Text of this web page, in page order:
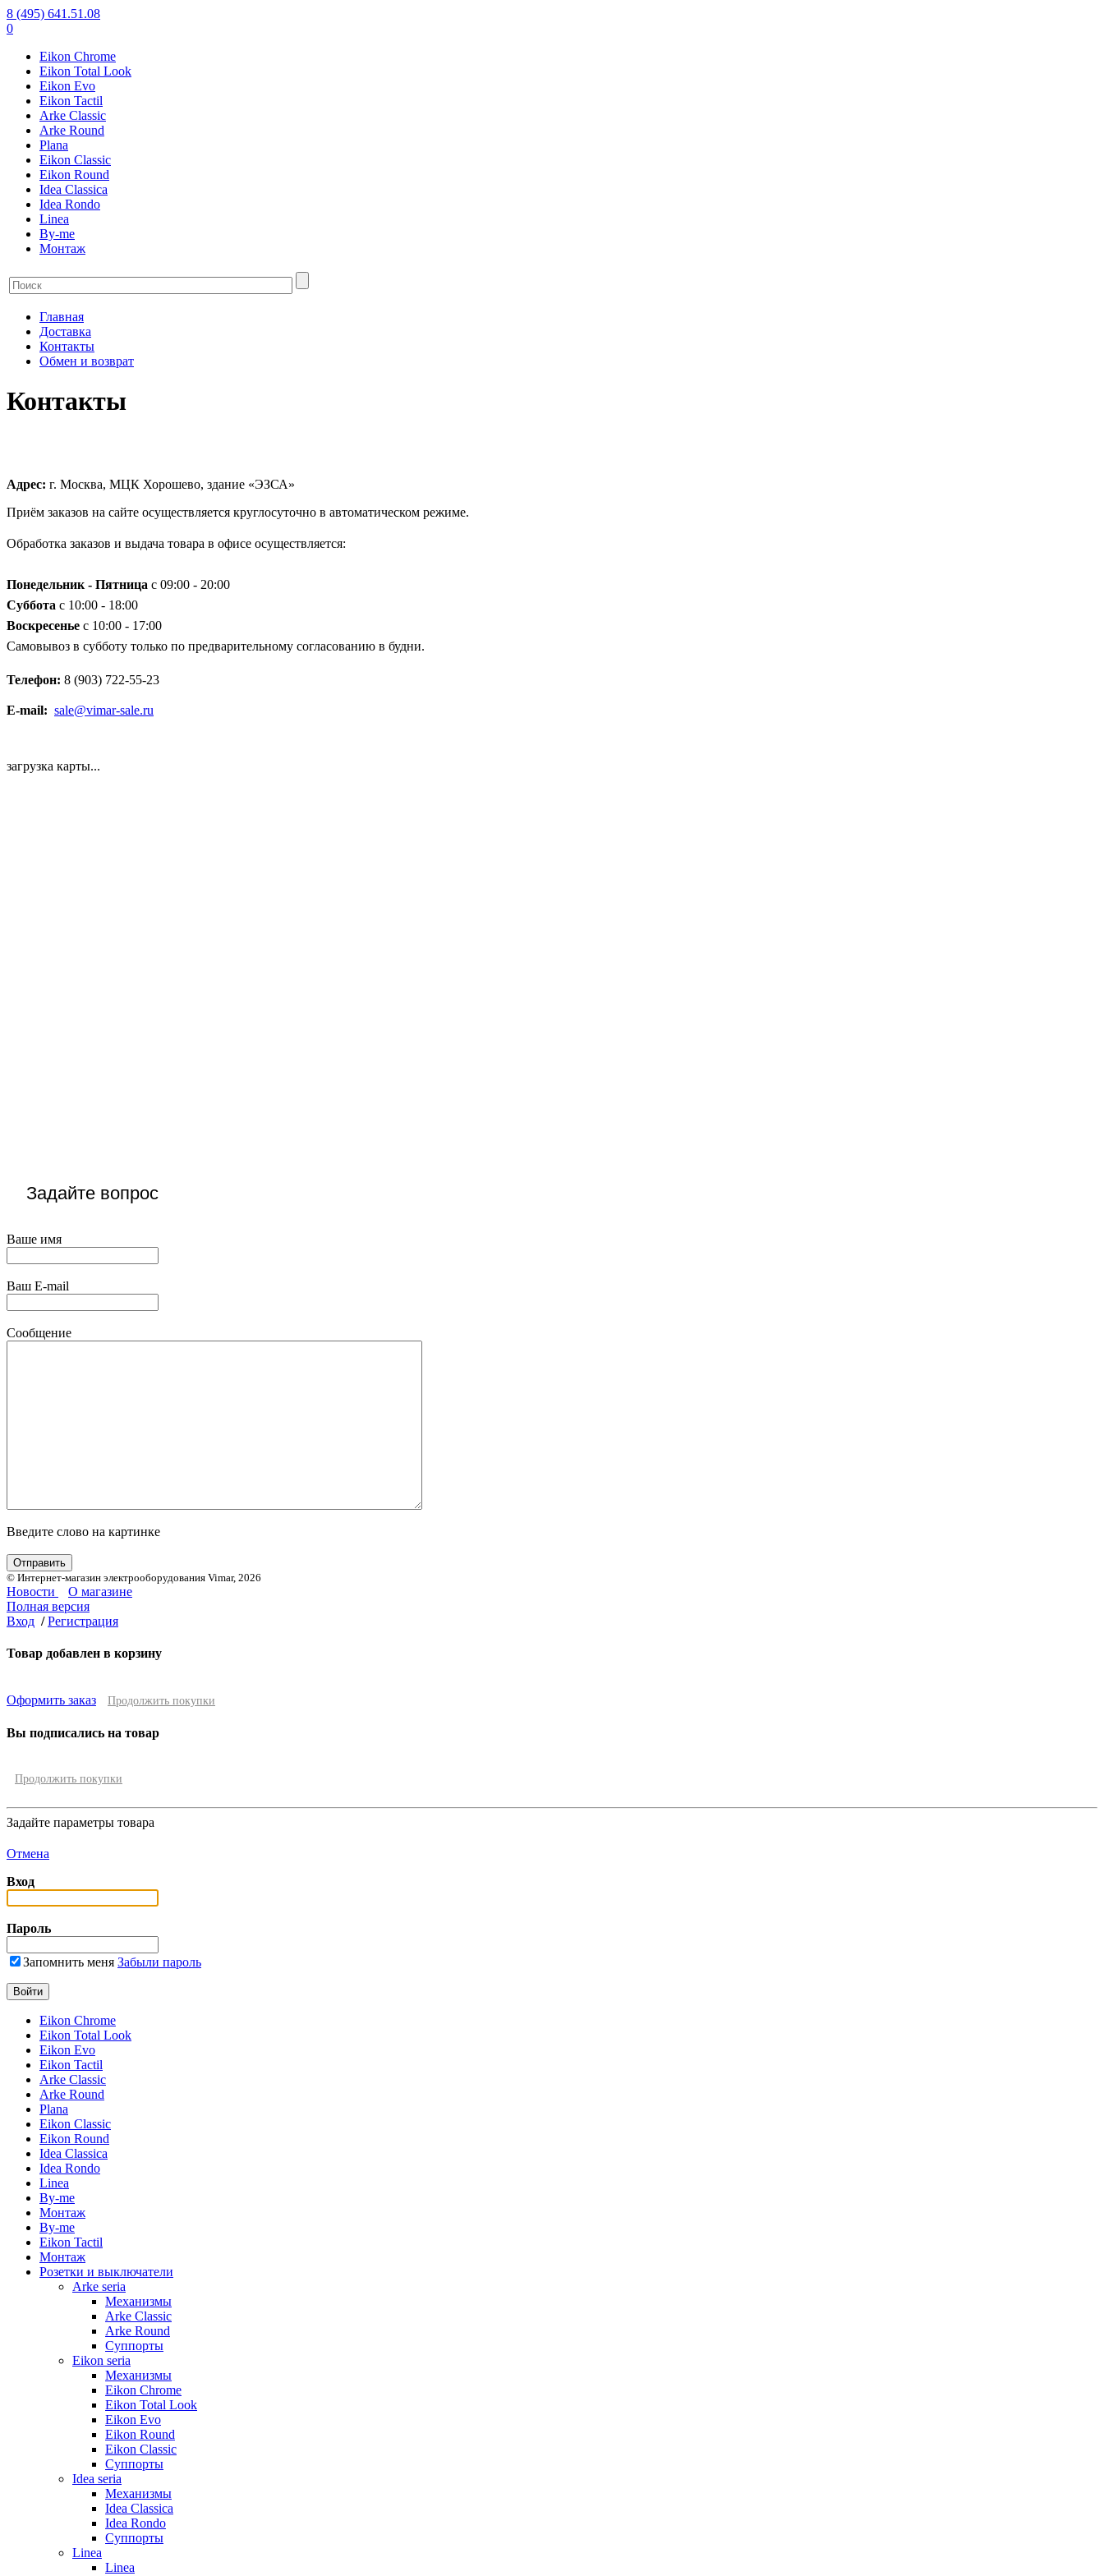
8 (495) 641.51.08
0
Eikon Chrome
Eikon Total Look
Eikon Evo
Eikon Tactil
Arke Classic
Arke Round
Plana
Eikon Classic
Eikon Round
Idea Classica
Idea Rondo
Linea
By-me
Монтаж
Главная
Доставка
Контакты
Обмен и возврат
Контакты
Адрес: г. Москва, МЦК Хорошево, здание «ЭЗСА»
Приём заказов на сайте осуществляется круглосуточно в автоматическом режиме.
Обработка заказов и выдача товара в офисе осуществляется:
Понедельник - Пятница с 09:00 - 20:00
Суббота с 10:00 - 18:00
Воскресенье с 10:00 - 17:00
Самовывоз в субботу только по предварительному согласованию в будни.
Телефон: 8 (903) 722-55-23
E-mail: sale@vimar-sale.ru
загрузка карты...
Задайте вопрос
Ваше имя
Ваш E-mail
Сообщение
Введите слово на картинке
© Интернет-магазин электрооборудования Vimar, 2026
Новости
О магазине
Полная версия
Вход / Регистрация
Товар добавлен в корзину
Оформить заказ Продолжить покупки
Вы подписались на товар
Продолжить покупки
Задайте параметры товара
Отмена
Вход
Пароль
Запомнить меня Забыли пароль
Eikon Chrome
Eikon Total Look
Eikon Evo
Eikon Tactil
Arke Classic
Arke Round
Plana
Eikon Classic
Eikon Round
Idea Classica
Idea Rondo
Linea
By-me
Монтаж
By-me
Eikon Tactil
Монтаж
Розетки и выключатели
Arke seria
Механизмы
Arke Classic
Arke Round
Суппорты
Eikon seria
Механизмы
Eikon Chrome
Eikon Total Look
Eikon Evo
Eikon Round
Eikon Classic
Суппорты
Idea seria
Механизмы
Idea Classica
Idea Rondo
Суппорты
Linea
Linea